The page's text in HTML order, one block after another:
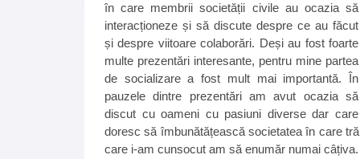
în care membrii societății civile au ocazia să
interacționeze și să discute despre ce au făcut
și despre viitoare colaborări. Deși au fost foarte
multe prezentări interesante, pentru mine partea
de socializare a fost mult mai importantă. În
pauzele dintre prezentări am avut ocazia să
discut cu oameni cu pasiuni diverse dar care
doresc să îmbunătățească societatea în care
care i-am cunsocut am să enumăr numai câțiva.